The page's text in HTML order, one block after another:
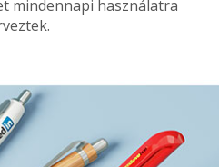
mindennapi használatra